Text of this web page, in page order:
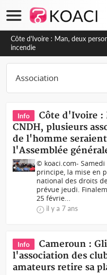
Côte d'Ivoire : Man, deux
incendie
Info
Côte d'Ivoire :
CNDH, plusieurs
de l'homme
l'Assemblée
© koaci.com- Samedi
principe, la mise en
national des droits
prévue jeudi.
25 févrie...
il y a 7 ans
Info
Cameroun :
l'association des
amateurs retire sa